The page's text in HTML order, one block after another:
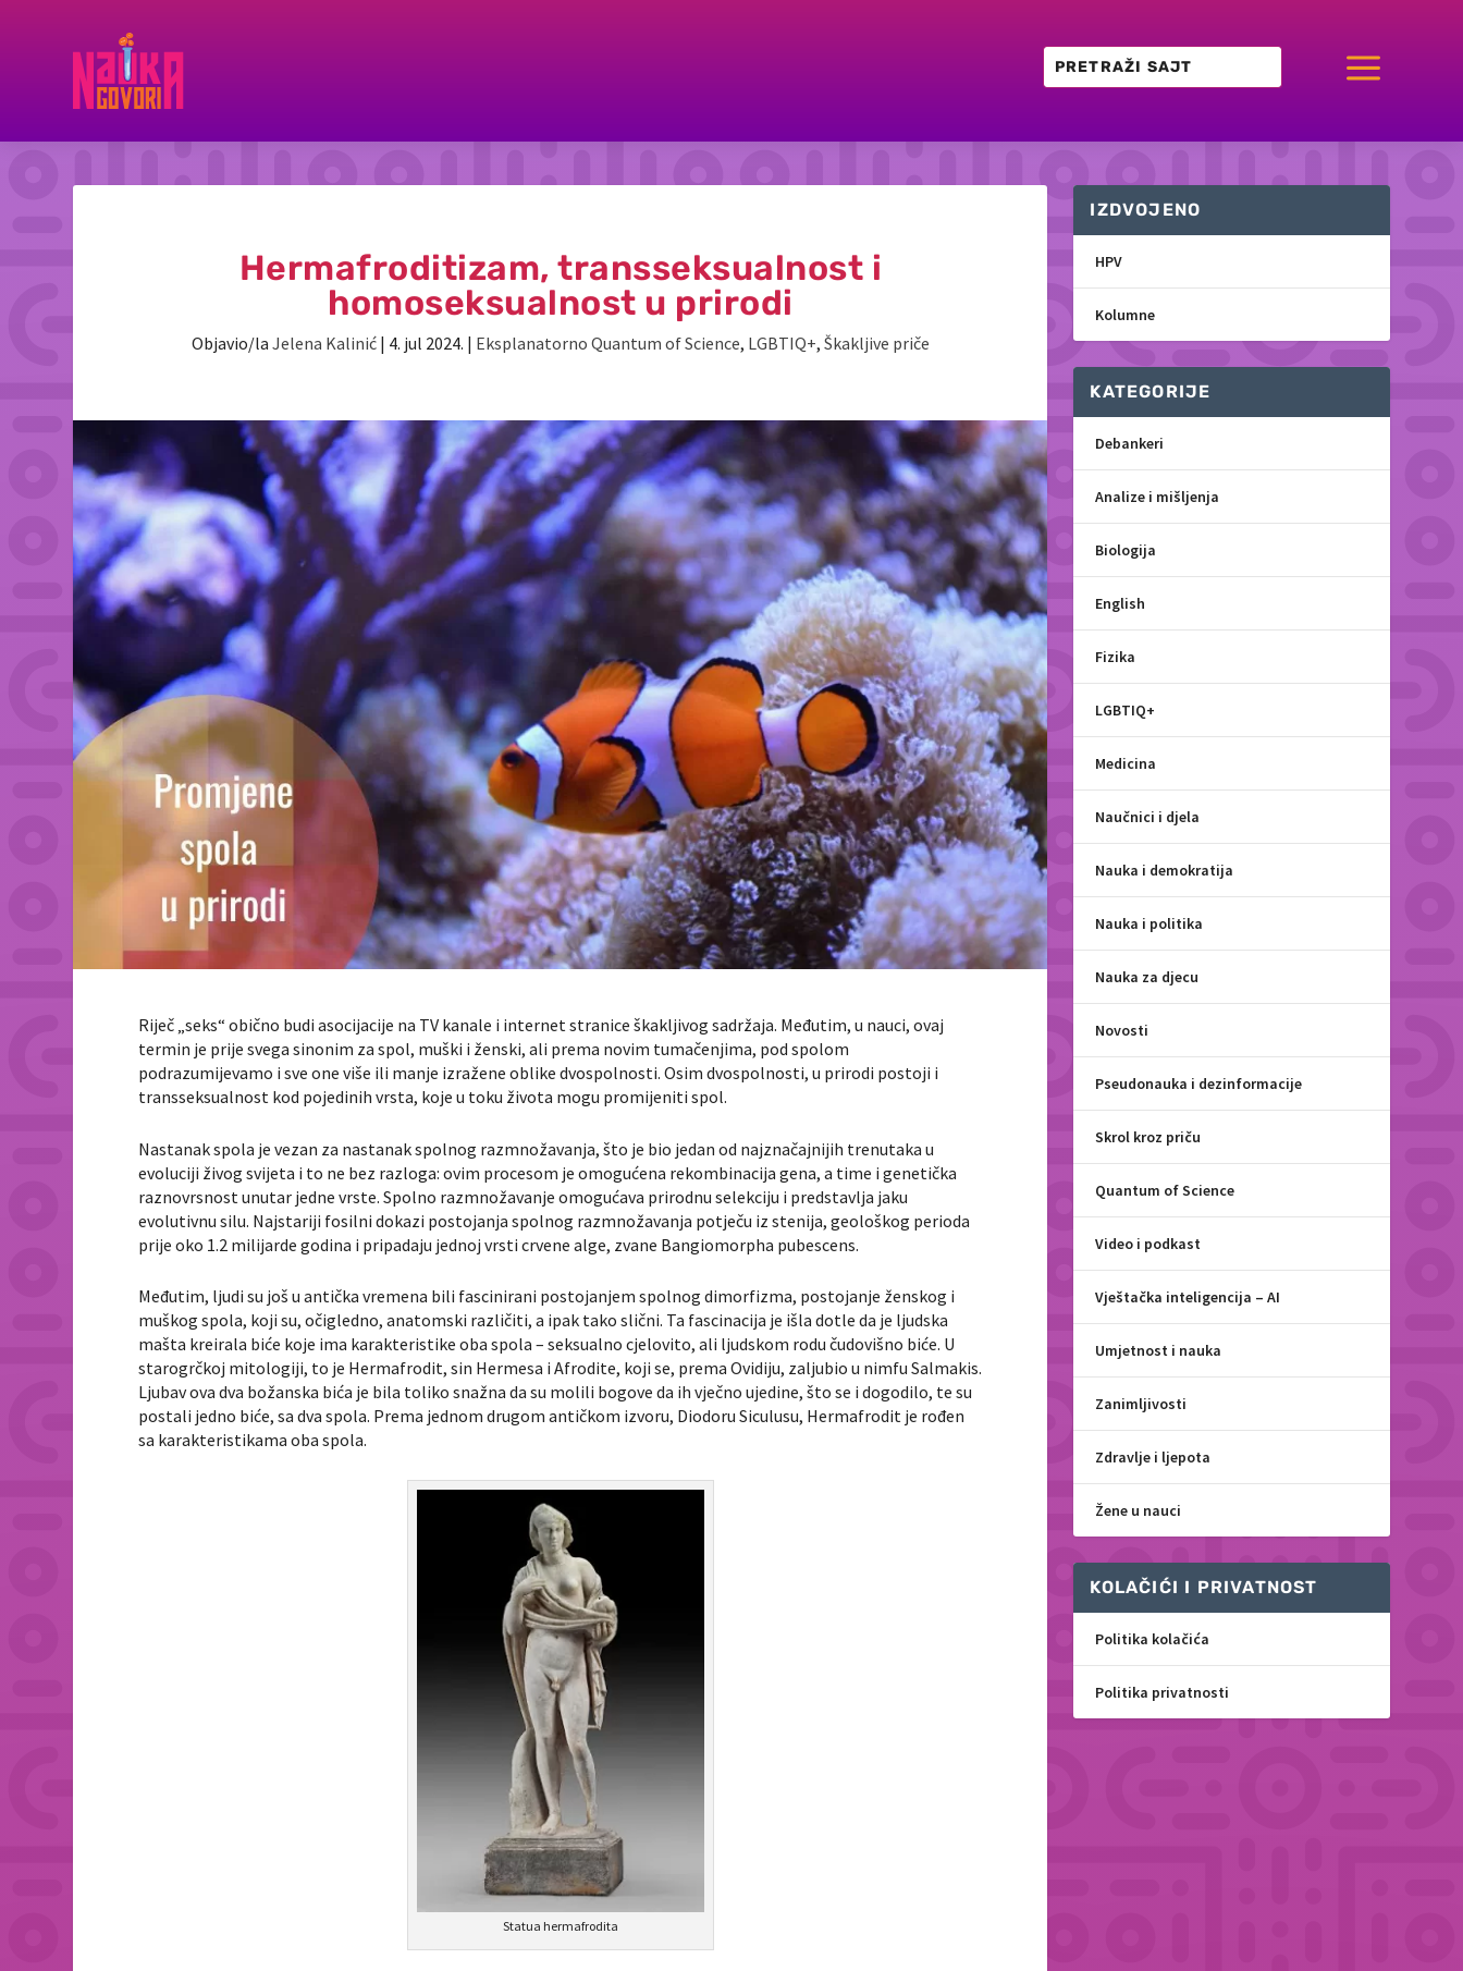
a
Hermafroditizam, transseksualnost i
homoseksualnost u prirodi
Objavio/la Jelena Kalinić| 4. jul 2024. | Eksplanatorno Quantum of Science, LGBTIQ+, Škakljive priče
Riječ „seks“ obično budi asocijacije na TV kanale i internet stranice škakljivog sadržaja. Međutim, u nauci, ovaj
termin je prije svega sinonim za spol, muški i ženski, ali prema novim tumačenjima, pod spolom
podrazumijevamo i sve one više ili manje izražene oblike dvospolnosti. Osim dvospolnosti, u prirodi postoji i
transseksualnost kod pojedinih vrsta, koje u toku života mogu promijeniti spol.
Nastanak spola je vezan za nastanak spolnog razmnožavanja, što je bio jedan od najznačajnijih trenutaka u
evoluciji živog svijeta i to ne bez razloga: ovim procesom je omogućena rekombinacija gena, a time i genetička
raznovrsnost unutar jedne vrste. Spolno razmnožavanje omogućava prirodnu selekciju i predstavlja jaku
evolutivnu silu. Najstariji fosilni dokazi postojanja spolnog razmnožavanja potječu iz stenija, geološkog perioda
prije oko 1.2 milijarde godina i pripadaju jednoj vrsti crvene alge, zvane Bangiomorpha pubescens.
Međutim, ljudi su još u antička vremena bili fascinirani postojanjem spolnog dimorfizma, postojanje ženskog i
muškog spola, koji su, očigledno, anatomski različiti, a ipak tako slični. Ta fascinacija je išla dotle da je ljudska
mašta kreirala biće koje ima karakteristike oba spola – seksualno cjelovito, ali ljudskom rodu čudovišno biće. U
starogrčkoj mitologiji, to je Hermafrodit, sin Hermesa i Afrodite, koji se, prema Ovidiju, zaljubio u nimfu Salmakis.
Ljubav ova dva božanska bića je bila toliko snažna da su molili bogove da ih vječno ujedine, što se i dogodilo, te su
postali jedno biće, sa dva spola. Prema jednom drugom antičkom izvoru, Diodoru Siculusu, Hermafrodit je rođen
sa karakteristikama oba spola.
Statua hermafrodita
IZDVOJENO
HPV
Kolumne
KATEGORIJE
Debankeri
Analize i mišljenja
Biologija
English
Fizika
LGBTIQ+
Medicina
Naučnici i djela
Nauka i demokratija
Nauka i politika
Nauka za djecu
Novosti
Pseudonauka i dezinformacije
Skrol kroz priču
Quantum of Science
Video i podkast
Vještačka inteligencija – AI
Umjetnost i nauka
Zanimljivosti
Zdravlje i ljepota
Žene u nauci
KOLAČIĆI I PRIVATNOST
Politika kolačića
Politika privatnosti